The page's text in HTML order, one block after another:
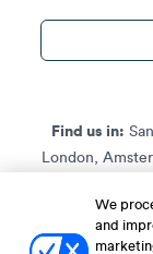
Find us in:
London,
We
and